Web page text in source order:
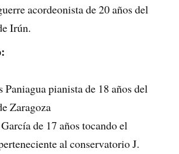
acordeonista de 20 años del
Irún.
pianista de 18 años del
Zaragoza
de 17 años tocando el
al conservatorio J.